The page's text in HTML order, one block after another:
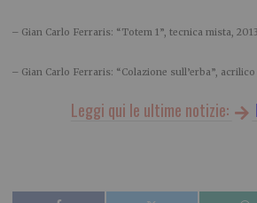
– Gian Carlo Ferraris: “Totem 1”, tecnica mista, 2013
– Gian Carlo Ferraris: “Colazione sull’erba”,
Leggi qui le ultime notizie: